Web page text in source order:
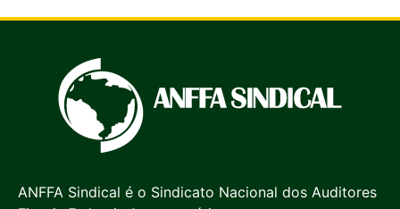
ANFFA Sindical é o Sindicato Nacional dos Auditores